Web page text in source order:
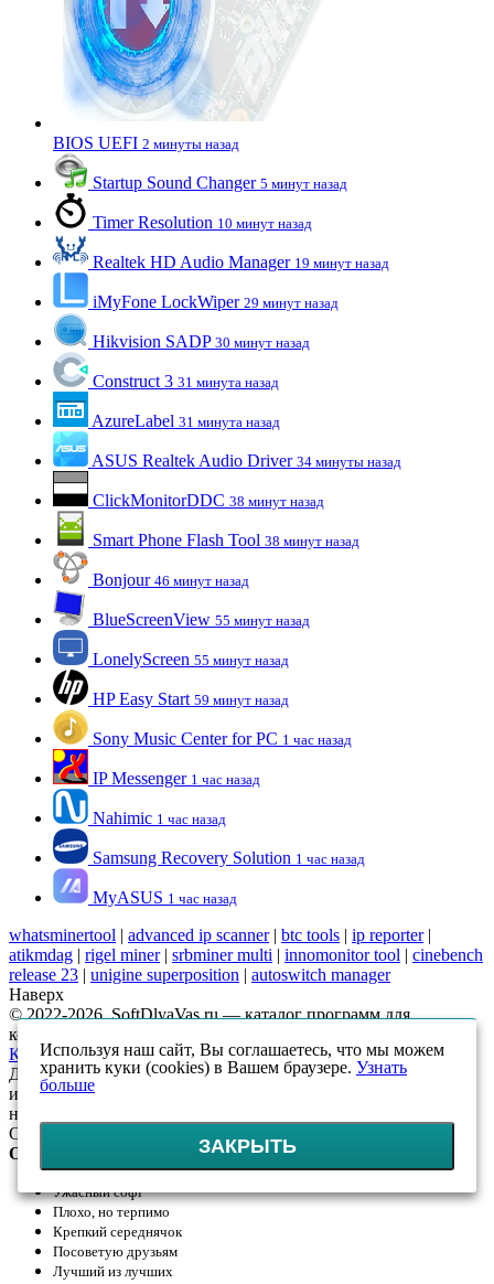
BIOS UEFI 2 минуты назад
Startup Sound Changer 5 минут назад
Timer Resolution 10 минут назад
Realtek HD Audio Manager 19 минут назад
iMyFone LockWiper 29 минут назад
Hikvision SADP 30 минут назад
Construct 3 31 минута назад
AzureLabel 31 минута назад
ASUS Realtek Audio Driver 34 минуты назад
ClickMonitorDDC 38 минут назад
Smart Phone Flash Tool 38 минут назад
Bonjour 46 минут назад
BlueScreenView 55 минут назад
LonelyScreen 55 минут назад
HP Easy Start 59 минут назад
Sony Music Center for PC 1 час назад
IP Messenger 1 час назад
Nahimic 1 час назад
Samsung Recovery Solution 1 час назад
MyASUS 1 час назад
whatsminertool | advanced ip scanner| btc tools | ip reporter|
atikmdag | rigel miner| srbminer multi | innomonitor tool | cinebench
release 23 | unigine superposition | autoswitch manager
Наверх
© 2022-2026, SoftDlyaVas.ru — каталог программ для
компьютера.
Карта сайта
Данный интернет-сайт носит исключительно
информационный характер и ни при каких условиях
не является публичной офертой, определяемой положениями
Статьи 437 (2) ГК РФ
Оцените!
Ужасный софт
Плохо, но терпимо
Крепкий середнячок
Посоветую друзьям
Лучший из лучших
Используя наш сайт, Вы соглашаетесь, что мы можем
хранить куки (cookies) в Вашем браузере. Узнать
больше
ЗАКРЫТЬ